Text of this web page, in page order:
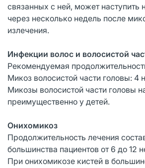
связанных с ней, может наступить
через несколько недель после
излечения.
Инфекции волос и волосистой
Рекомендуемая
Микоз волосистой части головы: 4
Микозы волосистой части головы
преимущественно у детей.
Онихомикоз
Продолжительность лечения
большинства пациентов от 6 до 12
При онихомикозе кистей в